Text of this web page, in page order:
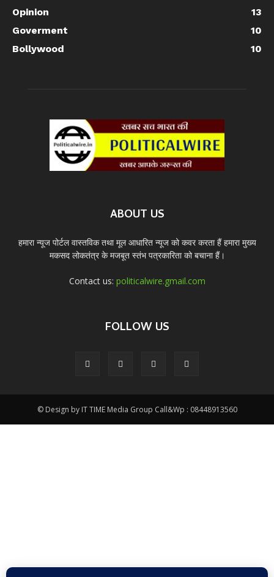
Opinion
13
Goverment
10
Bollywood
10
ABOUT US
हमारा न्यूज पोर्टल वास्तविक तथा मूल आधारित न्यूज को कवर करता हैं हमारा मुख्य
मकसद लोकतंत्र के मजबूत स्तंभ पत्रकारिता को बचाना हैं।
Contact us: politicalwire.gmail.com
FOLLOW US
© Design by IT TIME Media Group Call&Wp : 08448913560